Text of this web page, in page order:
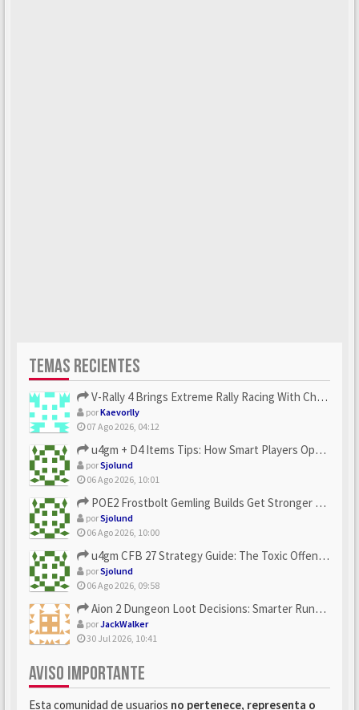
TEMAS RECIENTES
V-Rally 4 Brings Extreme Rally Racing With Challenging Track...
porKaevorlly
07 Ago 2026, 04:12
u4gm + D4 Items Tips: How Smart Players Optimize Gear, Build...
porSjolund
06 Ago 2026, 10:01
POE2 Frostbolt Gemling Builds Get Stronger With u4gm’s Ice C...
porSjolund
06 Ago 2026, 10:00
u4gm CFB 27 Strategy Guide: The Toxic Offensive Scheme Your ...
porSjolund
06 Ago 2026, 09:58
Aion 2 Dungeon Loot Decisions: Smarter Runs With U4N
porJackWalker
30 Jul 2026, 10:41
AVISO IMPORTANTE
Esta comunidad de usuarios no pertenece, representa o